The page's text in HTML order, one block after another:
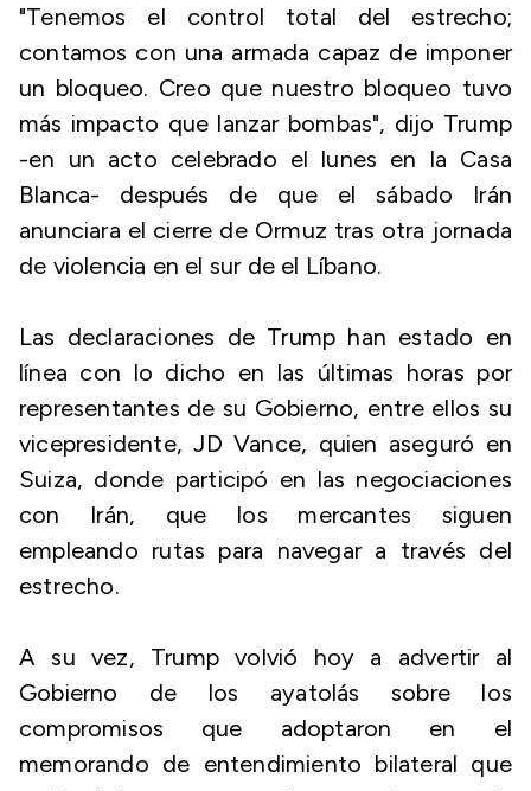
"Tenemos el control total del estrecho;
contamos con una armada capaz de imponer
un bloqueo. Creo que nuestro bloqueo tuvo
más impacto que lanzar bombas", dijo Trump
-en un acto celebrado el lunes en la Casa
Blanca- después de que el sábado Irán
anunciara el cierre de Ormuz tras otra jornada
de violencia en el sur de el Líbano.
Las declaraciones de Trump han estado en
línea con lo dicho en las últimas horas por
representantes de su Gobierno, entre ellos su
vicepresidente, JD Vance, quien aseguró en
Suiza, donde participó en las negociaciones
con Irán, que los mercantes siguen
empleando rutas para navegar a través del
estrecho.
A su vez, Trump volvió hoy a advertir al
Gobierno de los ayatolás sobre los
compromisos que adoptaron en el
memorando de entendimiento bilateral que